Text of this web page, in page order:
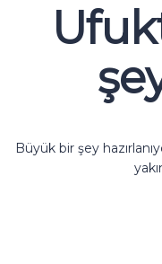
Büyük bir şey